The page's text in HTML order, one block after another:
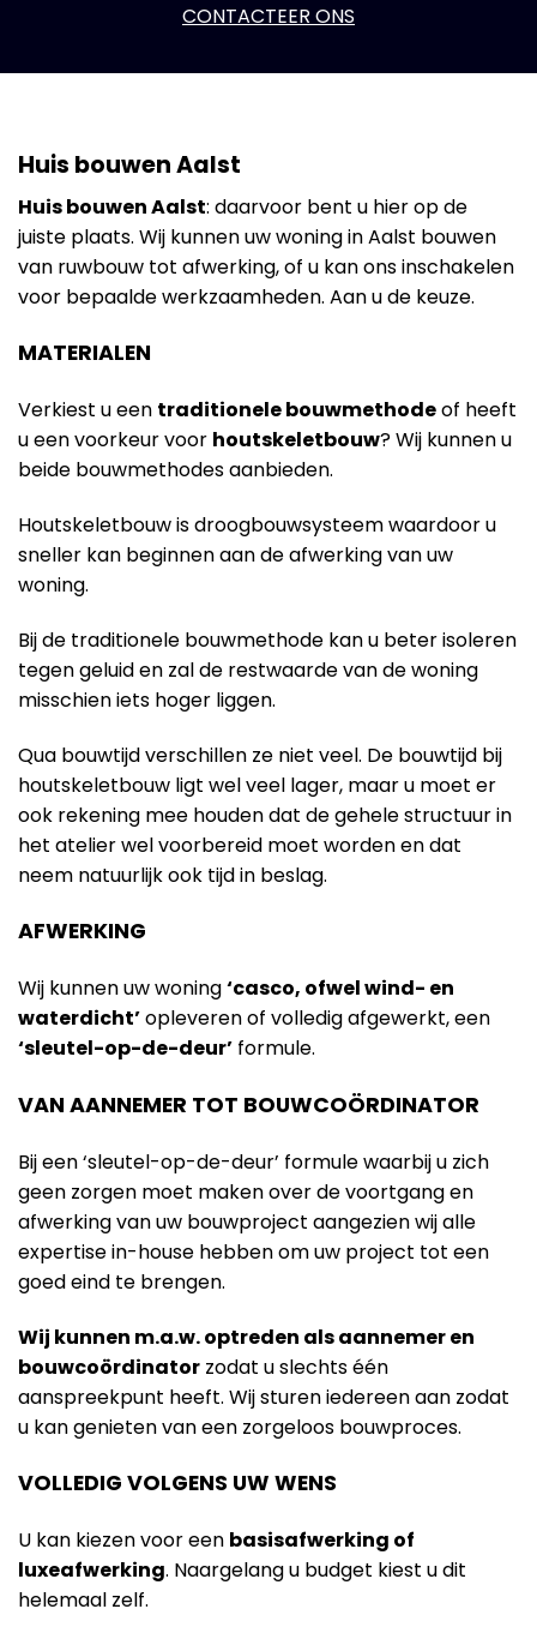
CONTACTEER ONS
Huis bouwen Aalst
Huis bouwen Aalst: daarvoor bent u hier op de
juiste plaats. Wij kunnen uw woning in Aalst bouwen
van ruwbouw tot afwerking, of u kan ons inschakelen
voor bepaalde werkzaamheden. Aan u de keuze.
MATERIALEN
Verkiest u een traditionele bouwmethodeof heeft
u een voorkeur voor houtskeletbouw? Wij kunnen u
beide bouwmethodes aanbieden.
Houtskeletbouw is droogbouwsysteem waardoor u
sneller kan beginnen aan de afwerking van uw
woning.
Bij de traditionele bouwmethode kan u beter isoleren
tegen geluid en zal de restwaarde van de woning
misschien iets hoger liggen.
Qua bouwtijd verschillen ze niet veel. De bouwtijd bij
houtskeletbouw ligt wel veel lager, maar u moet er
ook rekening mee houden dat de gehele structuur in
het atelier wel voorbereid moet worden en dat
neem natuurlijk ook tijd in beslag.
AFWERKING
Wij kunnen uw woning‘casco, ofwel wind- en
waterdicht’opleveren of volledig afgewerkt, een
‘sleutel-op-de-deur’ formule.
VAN AANNEMER TOT BOUWCOÖRDINATOR
Bij een ‘sleutel-op-de-deur’ formule waarbij u zich
geen zorgen moet maken over de voortgang en
afwerking van uw bouwproject aangezien wij alle
expertise in-house hebben om uw project tot een
goed eind te brengen.
Wij kunnen m.a.w. optreden als aannemer en
bouwcoördinator zodat u slechts één
aanspreekpunt heeft. Wij sturen iedereen aan zodat
u kan genieten van een zorgeloos bouwproces.
VOLLEDIG VOLGENS UW WENS
U kan kiezen voor een basisafwerking of
luxeafwerking. Naargelang u budget kiest u dit
helemaal zelf.